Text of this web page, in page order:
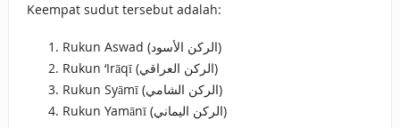
Keempat sudut tersebut adalah:
Rukun Aswad (الركن الأسود)
Rukun ‘Irāqī (الركن العراقي)
Rukun Syāmī (الركن الشامي)
Rukun Yamānī (الركن اليماني)